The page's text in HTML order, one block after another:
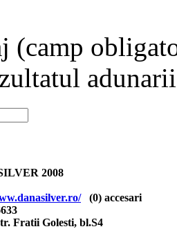
(camp
adunarii
2008
(0) accesari
Fratii Golesti, bl.S4